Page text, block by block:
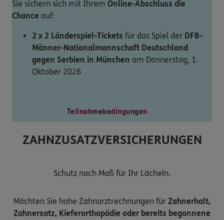
Sie sichern sich mit Ihrem Online-Abschluss die
Chance auf:
2 x 2 Länderspiel-Tickets für das Spiel der DFB-
Männer-Nationalmannschaft Deutschland
gegen Serbien in München am Donnerstag, 1.
Oktober 2026
Teilnahmebedingungen
ZAHNZUSATZVERSICHERUNGEN
Schutz nach Maß für Ihr Lächeln.
Möchten Sie hohe Zahnarztrechnungen für Zahnerhalt,
Zahnersatz, Kieferorthopädie oder bereits begonnene